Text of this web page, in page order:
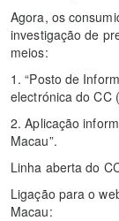
Agora, os
investigação de
meios:
1. “Posto de
electrónica do CC
2. Aplicação
Macau”.
Linha aberta do
Ligação para o
Macau: